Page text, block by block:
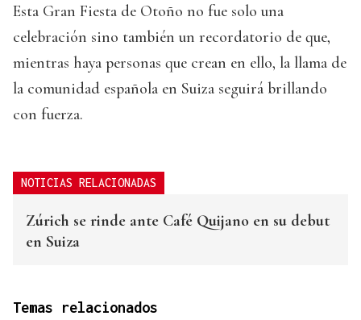
Esta Gran Fiesta de Otoño no fue solo una
celebración sino también un recordatorio de que,
mientras haya personas que crean en ello, la llama de
la comunidad española en Suiza seguirá brillando
con fuerza.
NOTICIAS RELACIONADAS
Zúrich se rinde ante Café Quijano en su debut
en Suiza
Temas relacionados